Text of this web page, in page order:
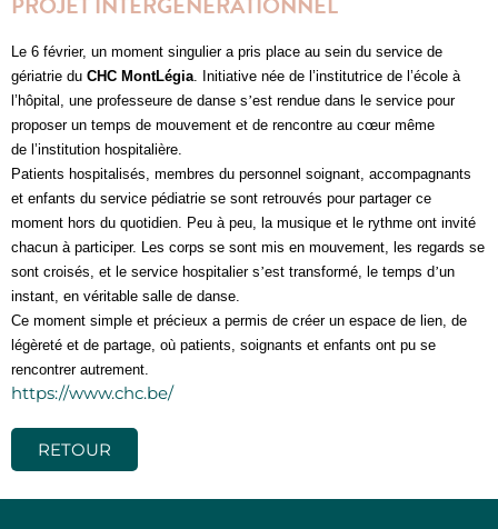
Le 6 février, un moment singulier a pris place au sein du service de
gériatrie du CHC MontLégia . Initiative née de l’institutrice de l’école à
l’hôpital, une professeure de danse s’est rendue dans le service pour
proposer un temps de mouvement et de rencontre au cœur même
de l’institution hospitalière.
Patients hospitalisés, membres du personnel soignant, accompagnants
et enfants du service pédiatrie se sont retrouvés pour partager ce
moment hors du quotidien. Peu à peu, la musique et le rythme ont invité
chacun à participer. Les corps se sont mis en mouvement, les regards se
sont croisés, et le service hospitalier s’est transformé, le temps d’un
instant, en véritable salle de danse.
Ce moment simple et précieux a permis de créer un espace de lien, de
légèreté et de partage, où patients, soignants et enfants ont pu se
rencontrer autrement.
https://www.chc.be/
RETOUR